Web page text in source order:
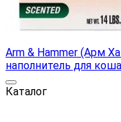
Arm & Hammer (Арм
наполнитель для
Каталог